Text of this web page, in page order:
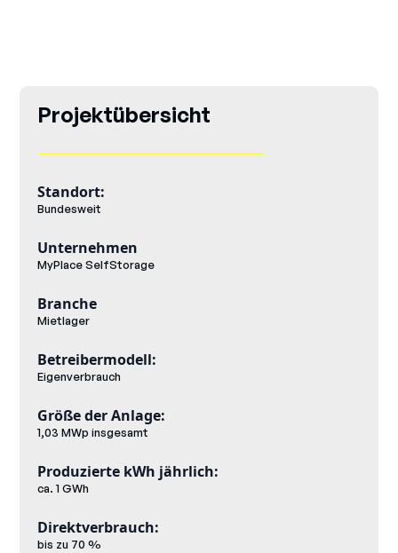
Projektübersicht
Standort:
Bundesweit
Unternehmen
MyPlace SelfStorage
Branche
Mietlager
Betreibermodell:
Eigenverbrauch
Größe der Anlage:
1,03 MWp insgesamt
Produzierte kWh jährlich:
ca. 1 GWh
Direktverbrauch:
bis zu 70 %